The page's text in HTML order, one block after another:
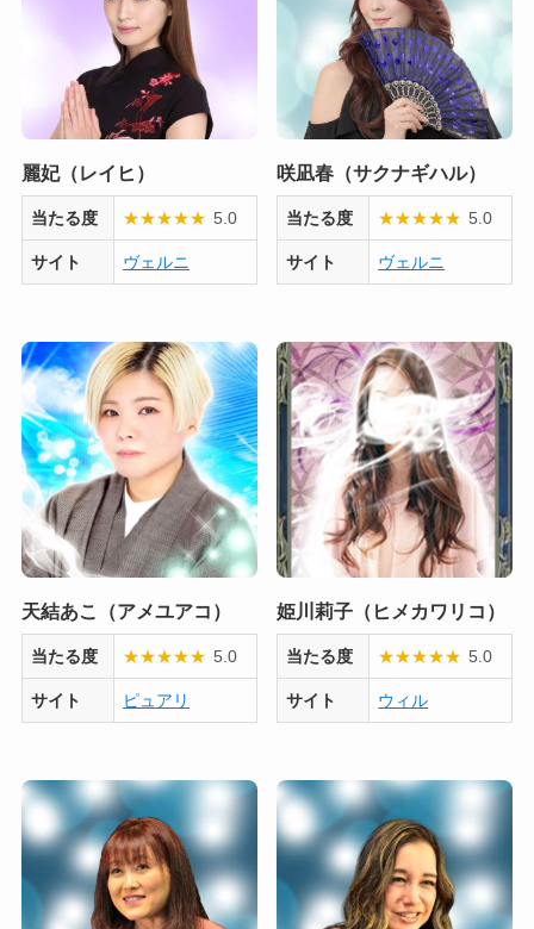
麗妃（レイヒ）
当たる度 ★★★★★ 5.0
サイト ヴェルニ
咲凪春（サクナギハル）
当たる度 ★★★★★ 5.0
サイト ヴェルニ
天結あこ（アメユアコ）
当たる度 ★★★★★ 5.0
サイト ピュアリ
姫川莉子（ヒメカワリコ）
当たる度 ★★★★★ 5.0
サイト ウィル